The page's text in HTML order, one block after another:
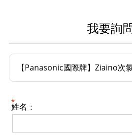
我要詢
【Panasonic國際牌】Ziaino次
姓名：